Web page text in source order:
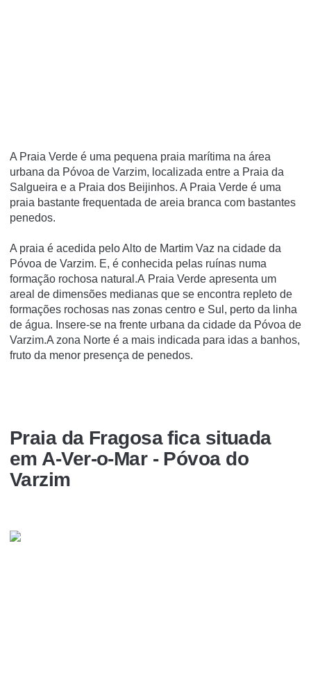
A Praia Verde é uma pequena praia marí­tima na área
urbana da Póvoa de Varzim, localizada entre a Praia da
Salgueira e a Praia dos Beijinhos. A Praia Verde é uma
praia bastante frequentada de areia branca com bastantes
penedos.
A praia é acedida pelo Alto de Martim Vaz na cidade da
Póvoa de Varzim. E, é conhecida pelas ruí­nas numa
formação rochosa natural.A Praia Verde apresenta um
areal de dimensões medianas que se encontra repleto de
formações rochosas nas zonas centro e Sul, perto da linha
de água. Insere-se na frente urbana da cidade da Póvoa de
Varzim.A zona Norte é a mais indicada para idas a banhos,
fruto da menor presença de penedos.
Praia da Fragosa fica situada
em A-Ver-o-Mar - Póvoa do
Varzim